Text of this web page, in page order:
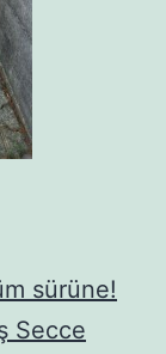
sürüne!
Secce